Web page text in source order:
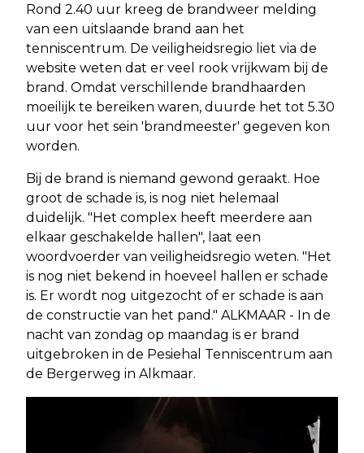
Rond 2.40 uur kreeg de brandweer melding
van een uitslaande brand aan het
tenniscentrum. De veiligheidsregio liet via de
website weten dat er veel rook vrijkwam bij de
brand. Omdat verschillende brandhaarden
moeilijk te bereiken waren, duurde het tot 5.30
uur voor het sein 'brandmeester' gegeven kon
worden.
Bij de brand is niemand gewond geraakt. Hoe
groot de schade is, is nog niet helemaal
duidelijk. "Het complex heeft meerdere aan
elkaar geschakelde hallen", laat een
woordvoerder van veiligheidsregio weten. "Het
is nog niet bekend in hoeveel hallen er schade
is. Er wordt nog uitgezocht of er schade is aan
de constructie van het pand." ALKMAAR - In de
nacht van zondag op maandag is er brand
uitgebroken in de Pesiehal Tenniscentrum aan
de Bergerweg in Alkmaar.